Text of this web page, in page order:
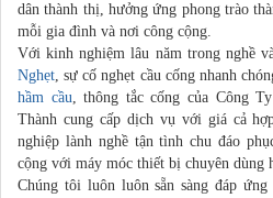
dân thành thị, hưởng ứng phong trào
mỗi gia đình và nơi công cộng.
Với kinh nghiệm lâu năm trong nghề
Nghẹt, sự cố nghẹt cầu cống nhanh
hầm cầu, thông tắc cống của Công
Thành cung cấp dịch vụ với giá cả
nghiệp lành nghề tận tình chu đáo
cộng với máy móc thiết bị chuyên dùng
Chúng tôi luôn luôn sẵn sàng đáp